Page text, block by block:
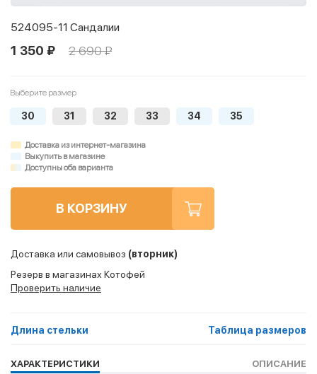
524095-11 Сандалии
1 350 ₽ 2 690 ₽
Выберите размер
30 31 32 33 34 35
Доставка из интернет-магазина
Выкупить в магазине
Доступны оба варианта
В КОРЗИНУ
Доставка или самовывоз (вторник)
Резерв в магазинах Котофей
Проверить наличие
Длина стельки Таблица размеров
ХАРАКТЕРИСТИКИ ОПИСАНИЕ